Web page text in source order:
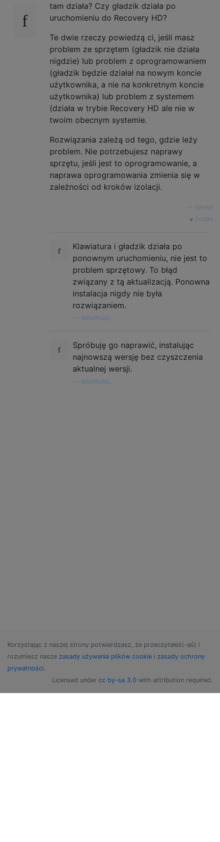
tam działa? Czy gładzik działa po
uruchomieniu do Recovery HD?
Te dwie rzeczy powiedzą ci, jeśli masz
problem ze sprzętem (gładzik nie działa
nigdzie) lub problem z oprogramowaniem
(gładzik będzie działał na nowym koncie
użytkownika, a nie na konkretnym koncie
użytkownika) lub problem z systemem
(działa w trybie Recovery HD ale nie w
twoim obecnym systemie.
Rozwiązania zależą od tego, gdzie leży
problem. Nie potrzebujesz naprawy
sprzętu, jeśli jest to oprogramowanie, a
naprawa oprogramowania zmienia się w
zależności od kroków izolacji.
bmike
źródło
Klawiatura i gładzik działa po
ponownym uruchomieniu, nie jest to
problem sprzętowy. To błąd
związany z tą aktualizacją. Ponowna
instalacja nigdy nie była
rozwiązaniem.
eVoxmusic,
Spróbuję go naprawić, instalując
najnowszą wersję bez czyszczenia
aktualnej wersji.
eVoxmusic,
Korzystając z naszej strony potwierdzasz, że przeczytałeś(-aś) i
rozumiesz nasze zasady używania plików cookie i zasady ochrony
prywatności.
Licensed under cc by-sa 3.0 with attribution required.